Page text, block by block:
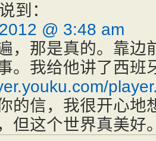
说到：
@ 3:48 am
，那是真的。靠边
。我给他讲了西班
的信，我很开心地
但这个世界真美好